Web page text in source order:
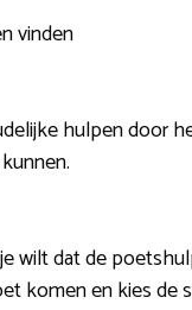
vinden
hulpen door
wilt dat de
komen en kies de